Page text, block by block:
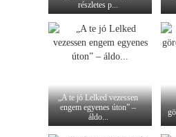
részletes p...
„A te jó Lelked vezessen
engem egyenes úton” –
áldo...